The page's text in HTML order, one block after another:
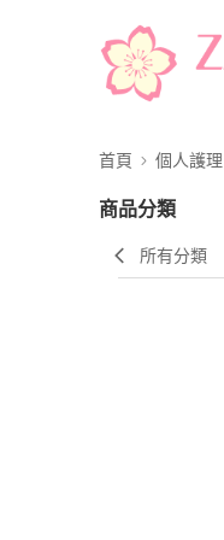
首頁 個人護理
商品分類
所有分類